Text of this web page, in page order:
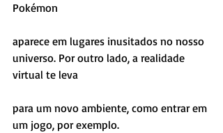
Pokémon
aparece em lugares inusitados no nosso
universo. Por outro lado, a realidade
virtual te leva
para um novo ambiente, como entrar em
um jogo, por exemplo.